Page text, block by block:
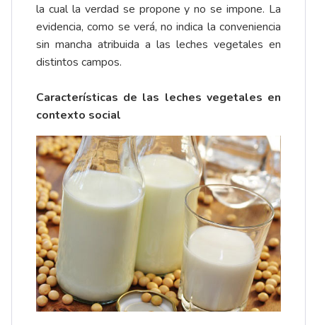
la cual la verdad se propone y no se impone. La
evidencia, como se verá, no indica la conveniencia
sin mancha atribuida a las leches vegetales en
distintos campos.
Características de las leches vegetales en
contexto social